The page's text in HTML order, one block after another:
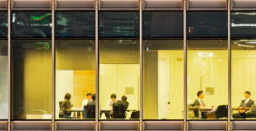
PODCAST & PROGRAMMES
HPI
QUI JE SUIS